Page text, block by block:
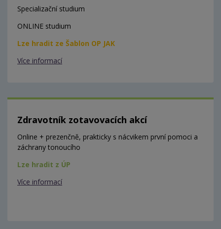
Specializační studium
ONLINE studium
Lze hradit ze Šablon OP JAK
Více informací
Zdravotník zotavovacích akcí
Online + prezenčně, prakticky s nácvikem první pomoci a
záchrany tonoucího
Lze hradit z ÚP
Více informací